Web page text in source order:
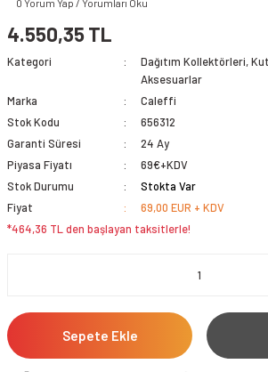
0 Yorum Yap / Yorumları Oku
4.550,35 TL
Kategori
Dağıtım Kollektörleri,
Aksesuarlar
Marka
Caleffi
Stok Kodu
656312
Garanti Süresi
24 Ay
Piyasa Fiyatı
69€+KDV
Stok Durumu
Stokta Var
Fiyat
69,00 EUR + KDV
*464,36 TL den başlayan taksitlerle!
Sepete Ekle